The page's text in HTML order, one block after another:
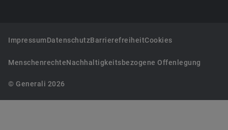
ImpressumDatenschutzBarrierefreiheitCookies
MenschenrechteNachhaltigkeitsbezogene Offenlegung
© Generali 2026